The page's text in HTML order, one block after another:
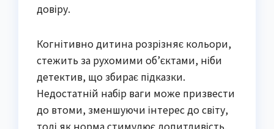
довіру.
Когнітивно дитина розрізняє кольори,
стежить за рухомими об’єктами, ніби
детектив, що збирає підказки.
Недостатній набір ваги може призвести
до втоми, зменшуючи інтерес до світу,
тоді як норма стимулює допитливість.